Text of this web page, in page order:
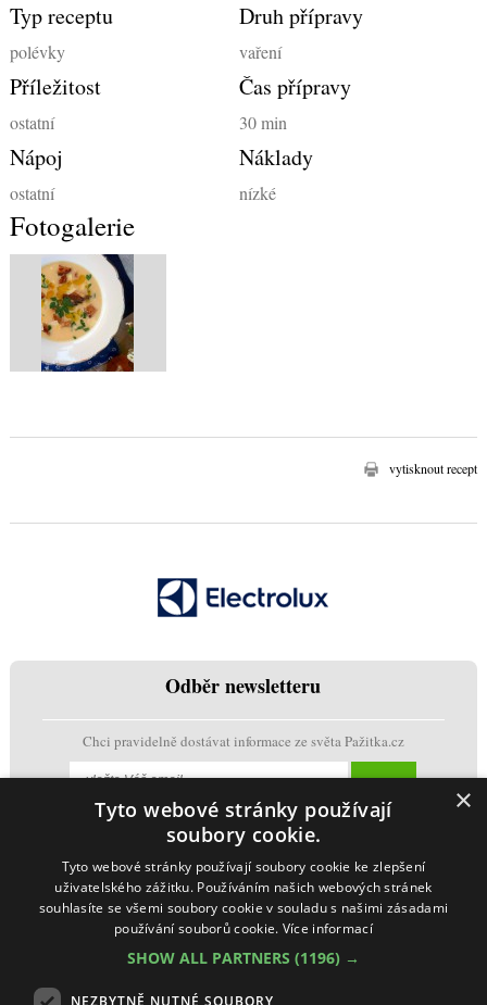
Typ receptu
polévky
Druh přípravy
vaření
Příležitost
ostatní
Čas přípravy
30 min
Nápoj
ostatní
Náklady
nízké
Fotogalerie
vytisknout recept
Odběr newsletteru
Chci pravidelně dostávat informace ze světa Pažitka.cz
×
Tyto webové stránky používají
soubory cookie.
Tyto webové stránky používají soubory cookie ke zlepšení
uživatelského zážitku. Používáním našich webových stránek
souhlasíte se všemi soubory cookie v souladu s našimi zásadami
používání souborů cookie. Více informací
SHOW ALL PARTNERS (1196) →
NEZBYTNĚ NUTNÉ SOUBORY